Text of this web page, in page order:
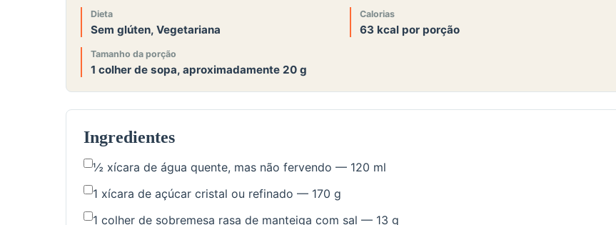
Dieta
Sem glúten, Vegetariana
Calorias
63 kcal por porção
Tamanho da porção
1 colher de sopa, aproximadamente 20 g
Ingredientes
½ xícara de água quente, mas não fervendo — 120 ml
1 xícara de açúcar cristal ou refinado — 170 g
1 colher de sobremesa rasa de manteiga com sal — 13 g